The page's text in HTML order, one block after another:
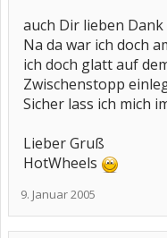
auch Dir lieben
Na da war ich doch
ich doch glatt auf
Zwischenstopp
Sicher lass ich mich
Lieber Gruß
HotWheels
9. Januar 2005